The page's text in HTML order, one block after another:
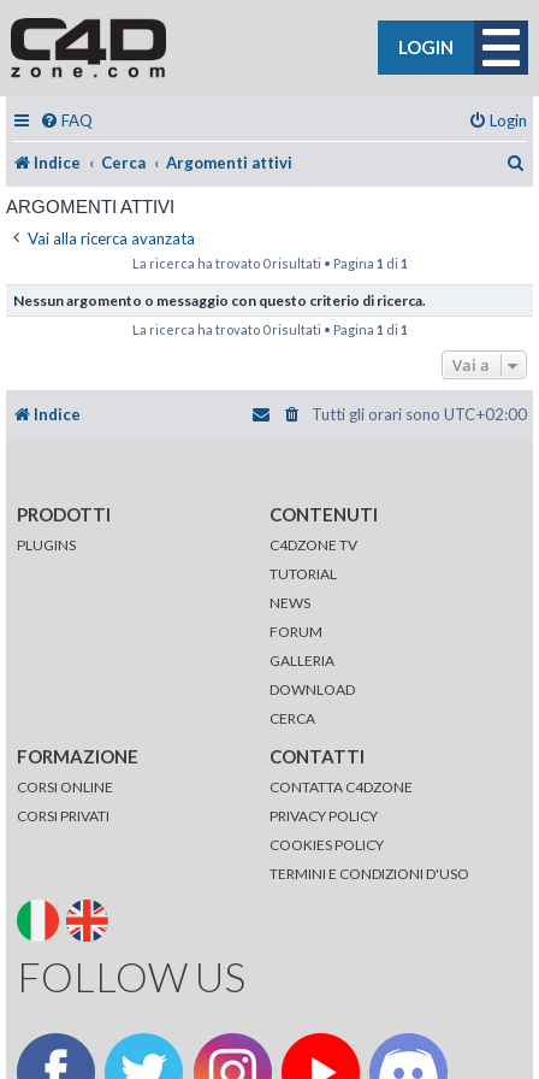
LOGIN
FAQ Login
Indice Cerca Argomenti attivi
ARGOMENTI ATTIVI
Vai alla ricerca avanzata
La ricerca ha trovato 0 risultati • Pagina 1 di 1
Nessun argomento o messaggio con questo criterio di ricerca.
La ricerca ha trovato 0 risultati • Pagina 1 di 1
Vai a
Indice Tutti gli orari sono UTC+02:00
PRODOTTI
PLUGINS
CONTENUTI
C4DZONE TV
TUTORIAL
NEWS
FORUM
GALLERIA
DOWNLOAD
CERCA
FORMAZIONE
CORSI ONLINE
CORSI PRIVATI
CONTATTI
CONTATTA C4DZONE
PRIVACY POLICY
COOKIES POLICY
TERMINI E CONDIZIONI D'USO
FOLLOW US